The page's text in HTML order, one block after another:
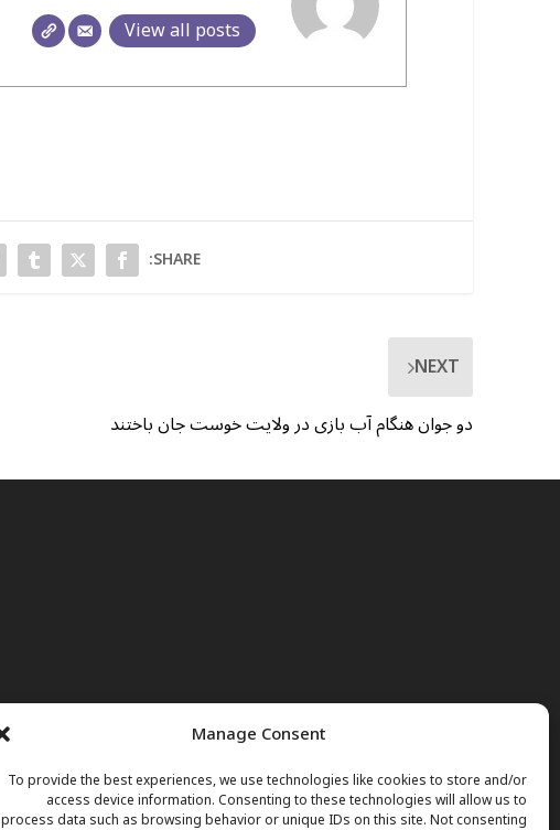
Manage Consent
To provide the best experiences, we use technologies like cookies to store and/or
access device information. Consenting to these technologies will allow us to
process data such as browsing behavior or unique IDs on this site. Not consenting
View all posts
SHARE:
NEXT
دو جوان هنگام آب بازی در ولایت خوست جان باختند